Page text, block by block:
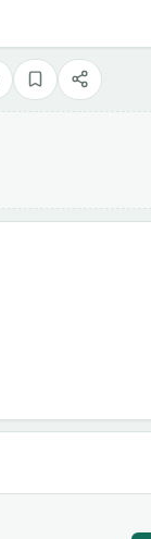
스크랩공유